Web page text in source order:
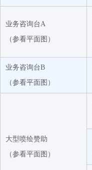
业务咨询台A
（参看平面图 ）
业务咨询台B
（参看平面图 ）
大型喷绘赞助
（参看平面图 ）